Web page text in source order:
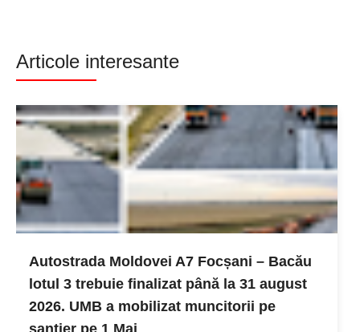
Articole interesante
Autostrada Moldovei A7 Focșani – Bacău
lotul 3 trebuie finalizat până la 31 august
2026. UMB a mobilizat muncitorii pe
șantier pe 1 Mai